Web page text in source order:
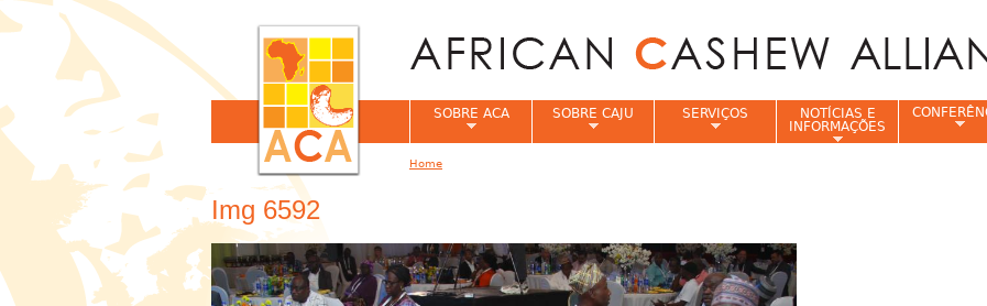
Img 6592
SOBRE ACA SOBRE CAJU SERVIÇOS
NOTÍCIAS E
INFORMAÇÕES
Home